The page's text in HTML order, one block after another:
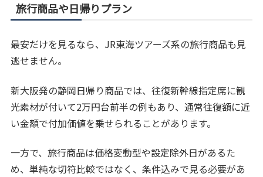
旅行商品や日帰りプラン
最安だけを見るなら、JR東海ツアーズ系の旅行商品も見
逃せません。
新大阪発の静岡日帰り商品では、往復新幹線指定席に観
光素材が付いて2万円台前半の例もあり、通常往復額に近
い金額で付加価値を乗せられることがあります。
一方で、旅行商品は価格変動型や設定除外日があるた
め、単純な切符比較ではなく、条件込みで見る必要があ